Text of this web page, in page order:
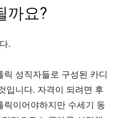
까요?
.
성직자들로 구성된 카디
입니다. 자격이 되려면 후
이어야하지만 수세기 동